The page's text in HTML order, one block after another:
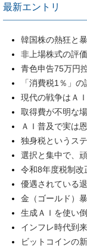
最新エントリ
韓国株の熱狂と
非上場株式の評
青色申告75万円
「消費税1％」
現代の戦争はＡ
取得費が不明な
ＡＩ普及で実は
独身税というス
選択と集中で、
令和8年度税制改
優遇されている
金（ゴールド）
生成ＡＩを使い
インフレ時代到
ビットコインの